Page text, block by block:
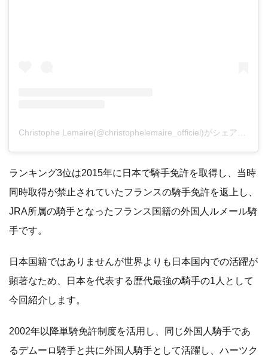
ランキング3位は2015年に日本で騎手免許を取得し、当時
同時取得が禁止されていたフランスの騎手免許を返上し、
JRA所属の騎手となったフランス国籍の外国人ルメール騎
手です。
日本国籍ではありませんが世界よりも日本国内での活躍が
顕著なため、日本を代表する歴代最強の騎手の1人として
今回紹介します。
2002年以降単騎免許制度を活用し、同じ外国人騎手であ
るデムーロ騎手と共に外国人騎手として活躍し、ハーツク